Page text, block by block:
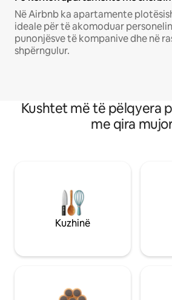
Në Airbnb ka apartamente
ideale për të akomoduar
punonjësve të kompanive dhe në
shpërngulur.
Kushtet më të pëlqyera
me qira
Kuzhinë